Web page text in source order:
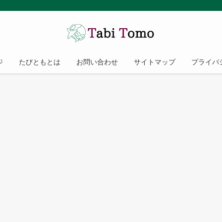
たびともとは お問い合わせ サイトマップ プライバ